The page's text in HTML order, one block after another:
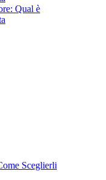
Qual è